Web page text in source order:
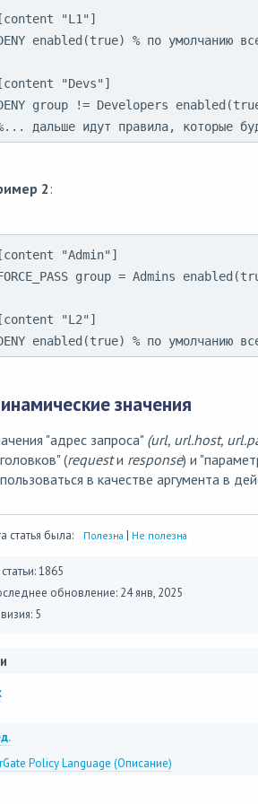
"L1"]
enabled(true) % по умолчанию
"Devs"]
group != Developers
дальше идут правила, которые
2:
"Admin"]
group = Admins
"L2"]
enabled(true) % по умолчанию
значения
"адрес запроса" (url, url.host,
(requestи response) и
в качестве аргумента в
статья была: Полезна | Не полезна
1865
обновление: 24 янв, 2025
5
Policy Language (Описание)